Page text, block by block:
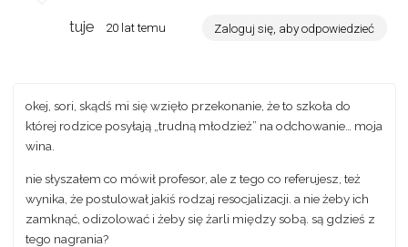
tuje 20 lat temu Zaloguj się, aby odpowiedzieć
okej, sori, skądś mi się wzięło przekonanie, że to szkoła do
której rodzice posyłają „trudną młodzież” na odchowanie… moja
wina.
nie słyszałem co mówił profesor, ale z tego co referujesz, też
wynika, że postulował jakiś rodzaj resocjalizacji. a nie żeby ich
zamknąć, odizolować i żeby się żarli między sobą. są gdzieś z
tego nagrania?